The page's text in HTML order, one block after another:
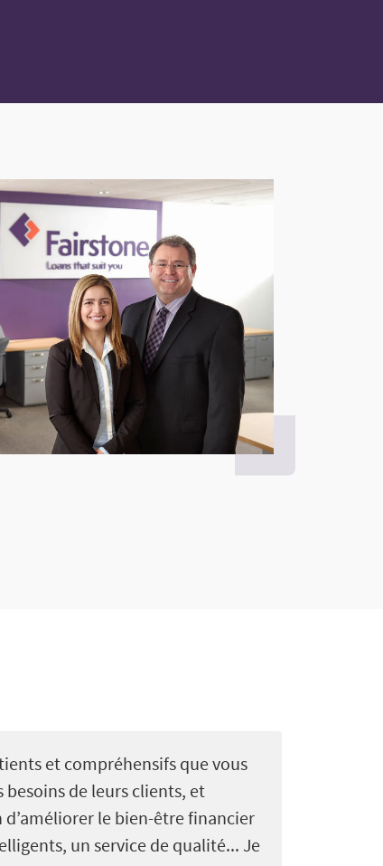
et compréhensifs que vous
de leurs clients, et
le bien-être financier
un service de qualité... Je